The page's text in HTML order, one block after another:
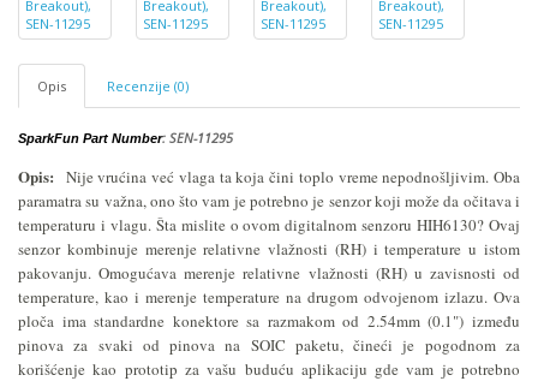
Opis Recenzije (0)
SparkFun Part Number: SEN-11295
Opis:
Nije vrućina već vlaga ta koja čini toplo vreme nepodnošljivim. Oba
paramatra su važna, ono što vam je potrebno je senzor koji može da očitava i
temperaturu i vlagu. Šta mislite o ovom digitalnom senzoru HIH6130? Ovaj
senzor kombinuje merenje relativne vlažnosti (RH) i temperature u istom
pakovanju. Omogućava merenje relativne vlažnosti (RH) u zavisnosti od
temperature, kao i merenje temperature na drugom odvojenom izlazu. Ova
ploča ima standardne konektore sa razmakom od 2.54mm (0.1") između
pinova za svaki od pinova na SOIC paketu, čineći je pogodnom za
korišćenje kao prototip za vašu buduću aplikaciju gde vam je potrebno